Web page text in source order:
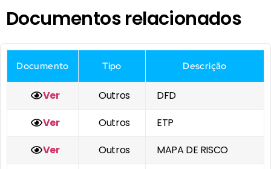
Documentos relacionados
Documento Tipo Descrição
Ver Outros
DFD
Ver
Outros
ETP
Ver
Outros MAPA DE RISCO